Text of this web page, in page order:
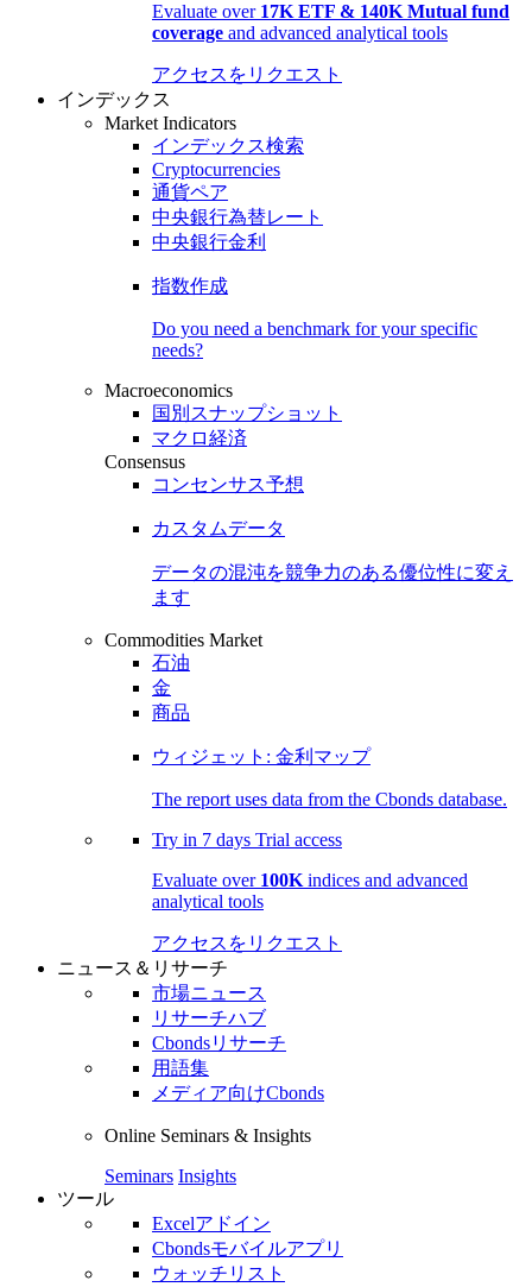
Evaluate over 17K ETF & 140K Mutual fund
coverage and advanced analytical tools
アクセスをリクエスト
インデックス
Market Indicators
インデックス検索
Cryptocurrencies
通貨ペア
中央銀行為替レート
中央銀行金利
指数作成
Do you need a benchmark for your specific
needs?
Macroeconomics
国別スナップショット
マクロ経済
Consensus
コンセンサス予想
カスタムデータ
データの混沌を競争力のある優位性に変え
ます
Commodities Market
石油
金
商品
ウィジェット: 金利マップ
The report uses data from the Cbonds database.
Try in 7 days Trial access
Evaluate over 100K indices and advanced
analytical tools
アクセスをリクエスト
ニュース＆リサーチ
市場ニュース
リサーチハブ
Cbondsリサーチ
用語集
メディア向けCbonds
Online Seminars & Insights
Seminars Insights
ツール
Excelアドイン
Cbondsモバイルアプリ
ウォッチリスト